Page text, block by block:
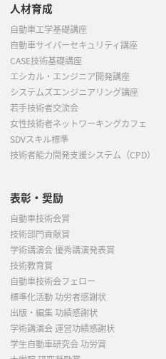
人材育成
自動車工学基礎講座
自動車サイバーセキュリティ講座
CASE技術基礎講座
エシカル・エンジニア開発講座
システムズエンジニアリング講座
若手技術者交流会
女性技術者ネットワーキングカフェ
SDVスキル標準
技術者能力開発支援システム（CPD）
表彰・奨励
自動車技術会賞
技術部門貢献賞
学術講演会 優秀講演発表賞
技術教育賞
自動車技術会フェロー
標準化活動 功労者感謝状
出版・編集 功績感謝状
学術講演会 運営功績感謝状
学生自動車研究会 功労賞